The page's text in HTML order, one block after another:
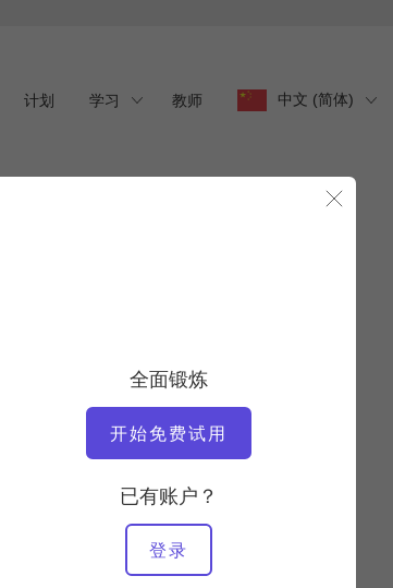
计划 学习 教师 中文 (简体)
全面锻炼
开始免费试用
已有账户？
登录
阿莉西亚-温加罗
视频时间
所需设备
垫子